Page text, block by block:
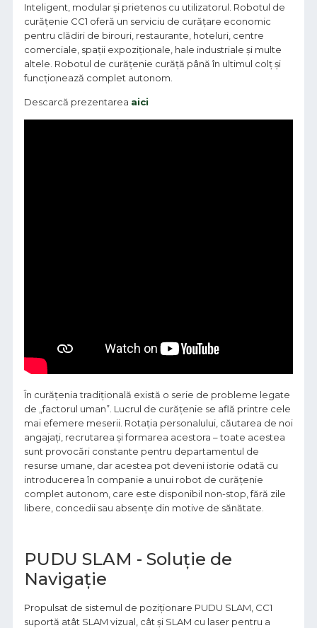
Inteligent, modular și prietenos cu utilizatorul. Robotul de
curățenie CC1 oferă un serviciu de curățare economic
pentru clădiri de birouri, restaurante, hoteluri, centre
comerciale, spații expoziționale, hale industriale și multe
altele. Robotul de curățenie curăță până în ultimul colț și
funcționează complet autonom.
Descarcă prezentarea aici
În curățenia tradițională există o serie de probleme legate
de „factorul uman”. Lucrul de curățenie se află printre cele
mai efemere meserii. Rotația personalului, căutarea de noi
angajați, recrutarea și formarea acestora – toate acestea
sunt provocări constante pentru departamentul de
resurse umane, dar acestea pot deveni istorie odată cu
introducerea în companie a unui robot de curățenie
complet autonom, care este disponibil non-stop, fără zile
libere, concedii sau absențe din motive de sănătate.
PUDU SLAM - Soluție de
Navigație
Propulsat de sistemul de poziționare PUDU SLAM, CC1
suportă atât SLAM vizual, cât și SLAM cu laser pentru a